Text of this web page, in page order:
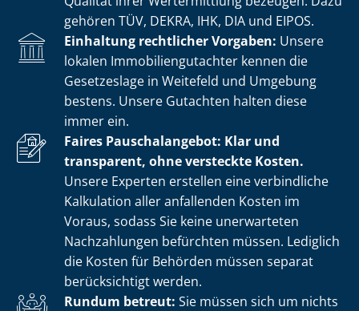
gehören TÜV, DEKRA, IHK, DIA und EIPOS.
Einhaltung rechtlicher Vorgaben: Unsere
lokalen Im­mo­bi­li­en­gut­ach­ter kennen die
Gesetzeslage in Weitefeld und Umgebung
bestens. Unsere Gutachten halten diese
immer ein.
Faires Pauschalangebot: Klar und
transparent, ohne versteckte Kosten.
Unsere Experten erstellen eine verbindliche
Kalkulation aller anfallenden Kosten im
Voraus, sodass Sie keine unerwarteten
Nachzahlungen befürchten müssen. Lediglich
die Kosten für Behörden müssen separat
berücksichtigt werden.
Rundum betreut: Sie müssen sich um nichts